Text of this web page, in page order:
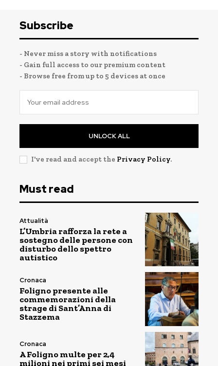
Subscribe
- Never miss a story with notifications
- Gain full access to our premium content
- Browse free from up to 5 devices at once
UNLOCK ALL
I've read and accept the Privacy Policy.
Must read
Attualità
L’Umbria rafforza la rete a
sostegno delle persone con
disturbo dello spettro
autistico
Cronaca
Foligno presente alle
commemorazioni della
strage di Sant’Anna di
Stazzema
Cronaca
A Foligno multe per 2,4
milioni nei primi sei mesi